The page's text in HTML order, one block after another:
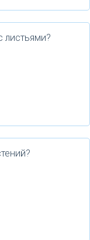
листьями?